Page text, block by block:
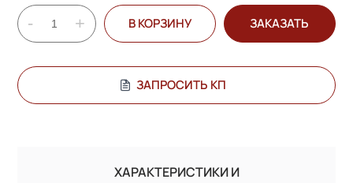
- + В КОРЗИНУ ЗАКАЗАТЬ
ЗАПРОСИТЬ КП
ХАРАКТЕРИСТИКИ И